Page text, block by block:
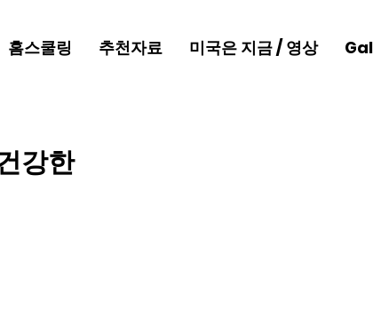
홈스쿨링 추천자료 미국은 지금 / 영상
강한